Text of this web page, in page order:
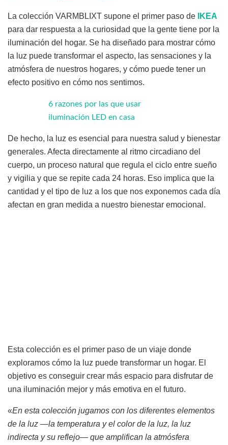
La colección VARMBLIXT supone el primer paso de
IKEA
para dar respuesta a la curiosidad que la gente tiene por la
iluminación del hogar. Se ha diseñado para mostrar cómo
la luz puede transformar el aspecto, las sensaciones y la
atmósfera de nuestros hogares, y cómo puede tener un
efecto positivo en cómo nos sentimos.
6 razones por las que usar
iluminación LED en casa
De hecho, la luz es esencial para nuestra salud y bienestar
generales. Afecta directamente al ritmo circadiano del
cuerpo, un proceso natural que regula el ciclo entre sueño
y vigilia y que se repite cada 24 horas. Eso implica que la
cantidad y el tipo de luz a los que nos exponemos cada día
afectan en gran medida a nuestro bienestar emocional.
Esta colección es el primer paso de un viaje donde
exploramos cómo la luz puede transformar un hogar. El
objetivo es conseguir crear más espacio para disfrutar de
una iluminación mejor y más emotiva en el futuro.
«En esta colección jugamos con los diferentes elementos
de la luz —la temperatura y el color de la luz, la luz
indirecta y su reflejo— que amplifican la atmósfera